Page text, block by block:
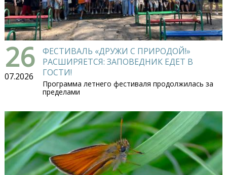
26
07.2026
ФЕСТИВАЛЬ «ДРУЖИ С ПРИРОДОЙ!»
РАСШИРЯЕТСЯ: ЗАПОВЕДНИК ЕДЕТ В
ГОСТИ!
Программа летнего фестиваля продолжилась за
пределами